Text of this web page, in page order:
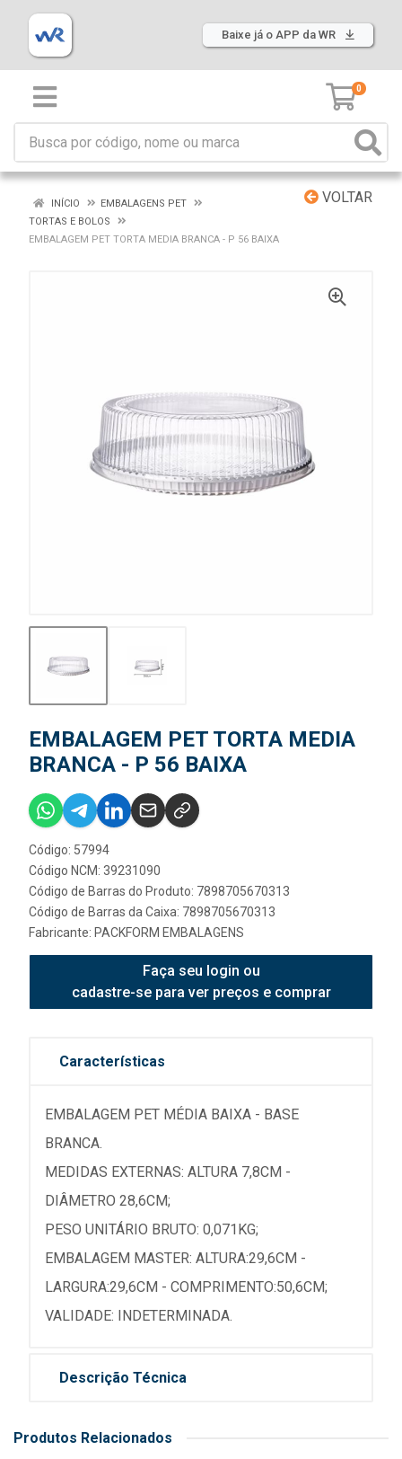
Baixe já o APP da WR
0
VOLTAR
INÍCIO
EMBALAGENS PET
TORTAS E BOLOS
EMBALAGEM PET TORTA MEDIA BRANCA - P 56 BAIXA
EMBALAGEM PET TORTA MEDIA
BRANCA - P 56 BAIXA
Código: 57994
Código NCM: 39231090
Código de Barras do Produto: 7898705670313
Código de Barras da Caixa: 7898705670313
Fabricante: PACKFORM EMBALAGENS
Faça seu login ou
cadastre-se para ver preços e comprar
Características
EMBALAGEM PET MÉDIA BAIXA - BASE
BRANCA.
MEDIDAS EXTERNAS: ALTURA 7,8CM -
DIÂMETRO 28,6CM;
PESO UNITÁRIO BRUTO: 0,071KG;
EMBALAGEM MASTER: ALTURA:29,6CM -
LARGURA:29,6CM - COMPRIMENTO:50,6CM;
VALIDADE: INDETERMINADA.
Descrição Técnica
Produtos Relacionados